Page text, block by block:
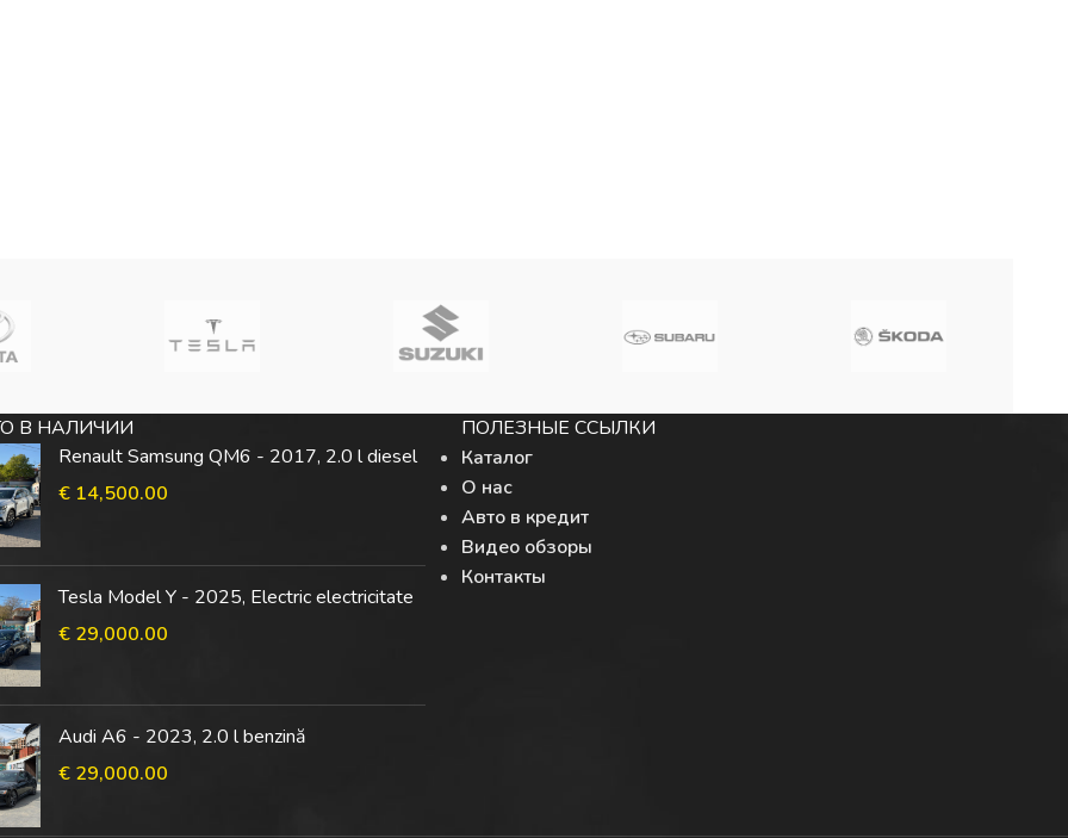
В НАЛИЧИИ
Renault Samsung QM6 - 2017, 2.0 l diesel
€ 14,500.00
Tesla Model Y - 2025, Electric electricitate
€ 29,000.00
Audi A6 - 2023, 2.0 l benzină
€ 29,000.00
ПОЛЕЗНЫЕ ССЫЛКИ
Каталог
О нас
Авто в кредит
Видео обзоры
Контакты